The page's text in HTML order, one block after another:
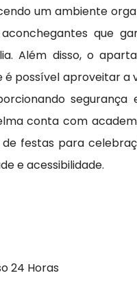
um ambiente
que
Além disso, o
possível aproveitar
segurança
conta com
festas para
e acessibilidade.
24 Horas